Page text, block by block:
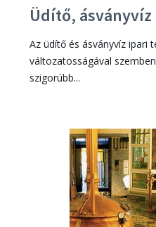
Üdítő,
Az üdítő és ásványvíz ipari
változatosságával
szigorúbb...